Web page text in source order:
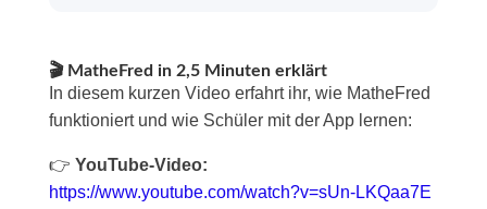
🎬 MatheFred in 2,5 Minuten erklärt
In diesem kurzen Video erfahrt ihr, wie MatheFred
funktioniert und wie Schüler mit der App lernen:
👉 YouTube-Video:
https://www.youtube.com/watch?v=sUn-LKQaa7E